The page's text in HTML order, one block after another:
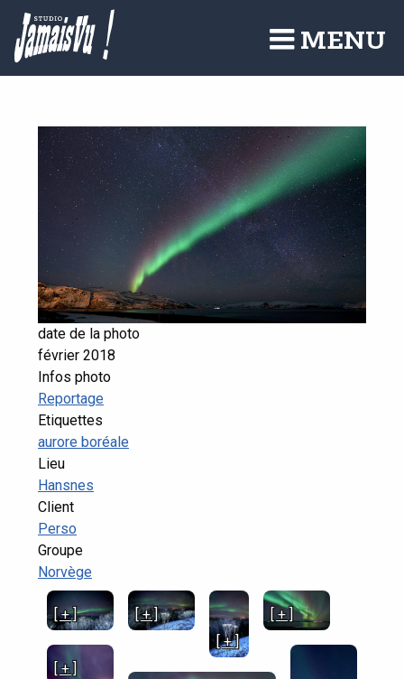
Aller
contenu
principal
MENU
date de la photo
février 2018
Infos photo
Reportage
Etiquettes
aurore boréale
Lieu
Hansnes
Client
Perso
Groupe
Norvège
[ + ]
[ + ]
[ + ]
[ + ]
[ + ]